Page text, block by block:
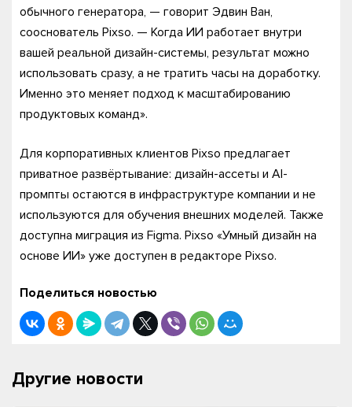
обычного генератора, — говорит Эдвин Ван,
сооснователь Pixso. — Когда ИИ работает внутри
вашей реальной дизайн-системы, результат можно
использовать сразу, а не тратить часы на доработку.
Именно это меняет подход к масштабированию
продуктовых команд».
Для корпоративных клиентов Pixso предлагает
приватное развёртывание: дизайн-ассеты и AI-
промпты остаются в инфраструктуре компании и не
используются для обучения внешних моделей. Также
доступна миграция из Figma. Pixso «Умный дизайн на
основе ИИ» уже доступен в редакторе Pixso.
Поделиться новостью
Другие новости